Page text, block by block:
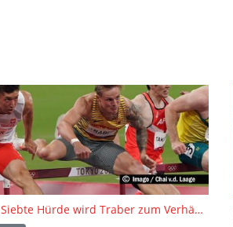
Tokio Tag 5: Siebte Hürde wird Traber zum Verhängnis